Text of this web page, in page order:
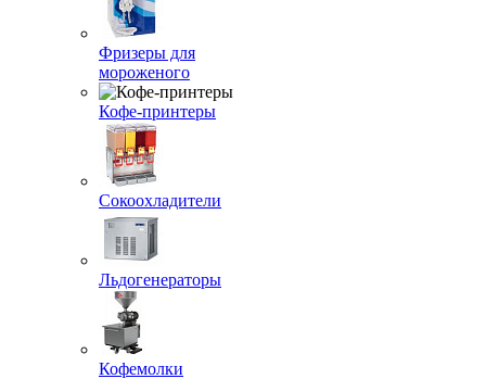
Фризеры для
мороженого
Кофе-принтеры
Сокоохладители
Льдогенераторы
Кофемолки